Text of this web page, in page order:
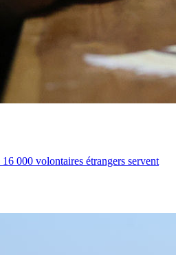
000 volontaires étrangers servent